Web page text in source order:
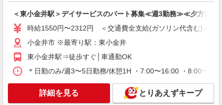
キープ 詳細を見る
職業紹介
株式会社kotrio /●YK-S-2080019
東小金井駅≫日収1.2万円〜◎デイサービスで
見守りや生活補助など
時給1550円〜2312円 ＜交通費全支給(ガソリ
ン代含む)＞
小金井市 ※最寄り駅：東小金井
＜東小金井駅＞デイサービスのパート募集≪週3勤務≫≪夕方退
時給1550円〜2312円 ＜交通費全支給(ガソリン代含む)＞
小金井市 ※最寄り駅：東小金井
東小金井駅⇒徒歩すぐ│車通勤OK
＊日勤のみ/週3〜5日勤務/休憩1H ・7:00〜16:00 ・8:00〜
詳細を見る とりあえずキープ